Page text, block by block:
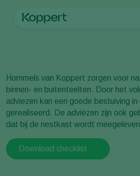
Ziektebestrijding
Bestuiving
Weerbaar telen
Uitzettechnieken
Monitoring & Scouting
Bedekte groenteteelt
Siergewassen
Fruit
Vollegrondsgroenten
Akkerbouwgewassen
Plagen en ziekten
Plagen
Ziektebestrijding
Over Koppert
Over Koppert
Over Koppert
Nieuws en informatie
Werken bij Koppert
Contact
Zoeken
Hommels van Koppert zorgen voor
binnen- en buitenteelten. Door het
adviezen kan een goede bestuiving
gerealiseerd. De adviezen zijn ook
dat bij de nestkast wordt
Download checklist